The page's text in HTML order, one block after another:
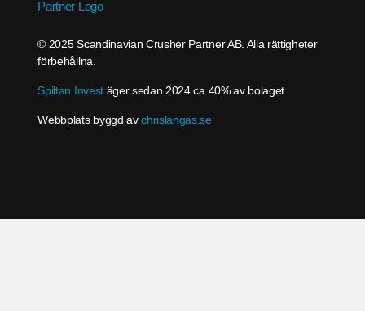
© 2025 Scandinavian Crusher Partner AB. Alla rättigheter
förbehållna.
Spiltan Investäger sedan 2024 ca 40% av bolaget.
Webbplats byggd avchrislangas.se